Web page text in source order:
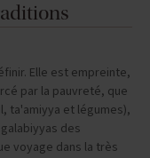
Elle est empreinte,
par la pauvreté, que
ta'amiyya et légumes),
des
voyage dans la très